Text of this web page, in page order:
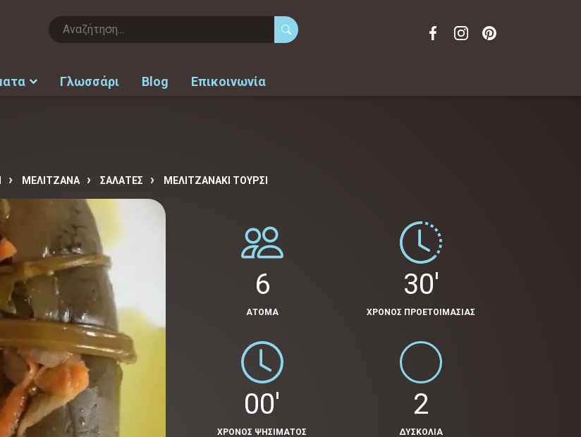
Γλωσσάρι Blog Επικοινωνία
ΜΕΛΙΤΖΑΝΑ ΣΑΛΑΤΕΣ ΜΕΛΙΤΖΑΝΆΚΙ ΤΟΥΡΣΊ
6
ΑΤΟΜΑ
30'
ΧΡΟΝΟΣ ΠΡΟΕΤΟΙΜΑΣΙΑΣ
00'
ΧΡΟΝΟΣ ΨΗΣΙΜΑΤΟΣ
2
ΔΥΣΚΟΛΙΑ